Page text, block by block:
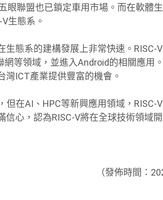
眼聯盟也已鎖定車用市場。而在軟體
生態系。
態系的建構發展上非常快速。RISC-
等領域，並進入Android的相關應用
灣ICT產業提供豐富的機會。
在AI、HPC等新興應用領域，RISC-
心，認為RISC-V將在全球技術領域
（發佈時間：